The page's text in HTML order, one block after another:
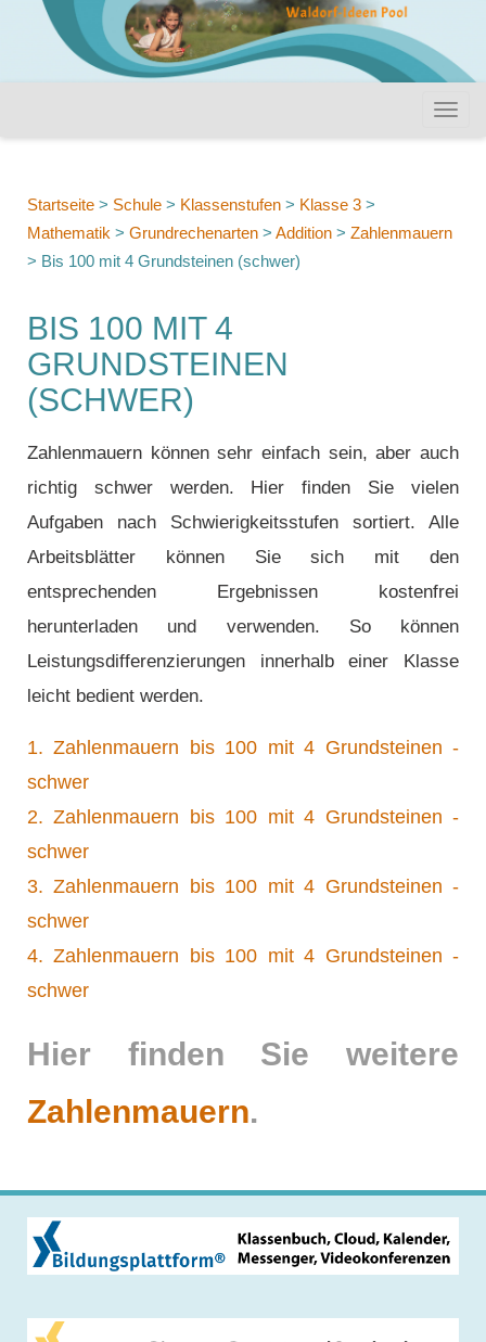
Startseite > Schule > Klassenstufen > Klasse 3 >
Mathematik > Grundrechenarten > Addition > Zahlenmauern
> Bis 100 mit 4 Grundsteinen (schwer)
BIS 100 MIT 4
GRUNDSTEINEN
(SCHWER)
Zahlenmauern können sehr einfach sein, aber auch
richtig schwer werden. Hier finden Sie vielen
Aufgaben nach Schwierigkeitsstufen sortiert. Alle
Arbeitsblätter können Sie sich mit den
entsprechenden Ergebnissen kostenfrei
herunterladen und verwenden. So können
Leistungsdifferenzierungen innerhalb einer Klasse
leicht bedient werden.
1. Zahlenmauern bis 100 mit 4 Grundsteinen -
schwer
2. Zahlenmauern bis 100 mit 4 Grundsteinen -
schwer
3. Zahlenmauern bis 100 mit 4 Grundsteinen -
schwer
4. Zahlenmauern bis 100 mit 4 Grundsteinen -
schwer
Hier finden Sie weitere
Zahlenmauern.